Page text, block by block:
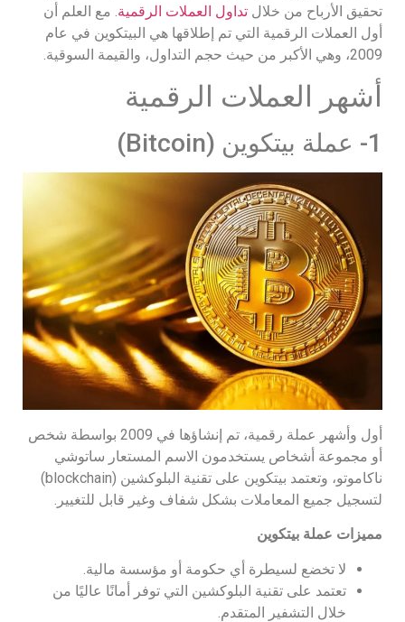
تحقيق الأرباح من خلال تداول العملات الرقمية. مع العلم أن
أول العملات الرقمية التي تم إطلاقها هي البيتكوين في عام
2009، وهي الأكبر من حيث حجم التداول، والقيمة السوقية.
أشهر العملات الرقمية
1- عملة بيتكوين (Bitcoin)
أول وأشهر عملة رقمية، تم إنشاؤها في 2009 بواسطة شخص
أو مجموعة أشخاص يستخدمون الاسم المستعار ساتوشي
ناكاموتو، وتعتمد بيتكوين على تقنية البلوكشين (blockchain)
لتسجيل جميع المعاملات بشكل شفاف وغير قابل للتغيير.
مميزات عملة بيتكوين
لا تخضع لسيطرة أي حكومة أو مؤسسة مالية.
تعتمد على تقنية البلوكشين التي توفر أمانًا عاليًا من
خلال التشفير المتقدم.